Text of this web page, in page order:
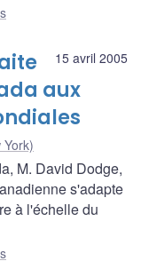
15 avril 2005
aux
York)
M. David Dodge,
s'adapte
à l'échelle du